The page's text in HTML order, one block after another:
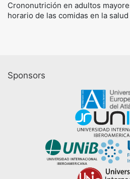
Crononutrición en adultos
horario de las comidas en la
Sponsors